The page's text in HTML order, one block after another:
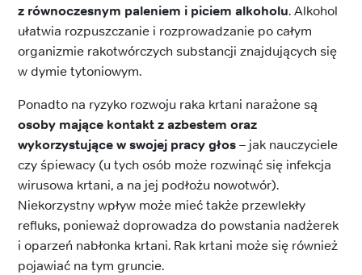
z równoczesnym paleniem i piciem alkoholu. Alkohol
ułatwia rozpuszczanie i rozprowadzanie po całym
organizmie rakotwórczych substancji znajdujących się
w dymie tytoniowym.
Ponadto na ryzyko rozwoju raka krtani narażone są
osoby mające kontakt z azbestem oraz
wykorzystujące w swojej pracy głos– jak nauczyciele
czy śpiewacy (u tych osób może rozwinąć się infekcja
wirusowa krtani, a na jej podłożu nowotwór).
Niekorzystny wpływ może mieć także przewlekły
refluks, ponieważ doprowadza do powstania nadżerek
i oparzeń nabłonka krtani. Rak krtani może się również
pojawiać na tym gruncie.